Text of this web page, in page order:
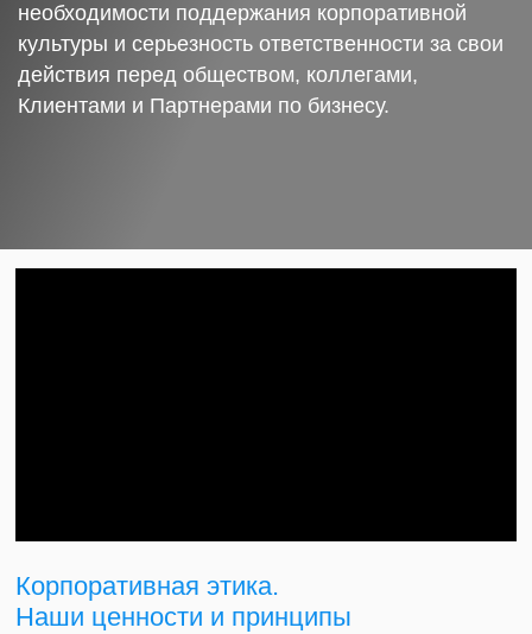
необходимости поддержания корпоративной
культуры и серьезность ответственности за свои
действия перед обществом, коллегами,
Клиентами и Партнерами по бизнесу.
Корпоративная этика.
Наши ценности и принципы